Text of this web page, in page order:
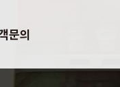
문의